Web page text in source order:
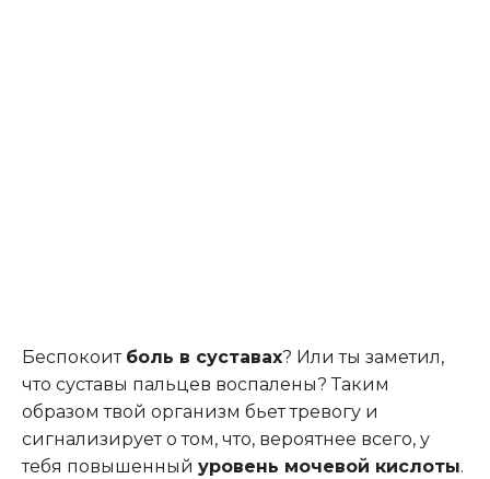
Беспокоит боль в суставах? Или ты заметил,
что суставы пальцев воспалены? Таким
образом твой организм бьет тревогу и
сигнализирует о том, что, вероятнее всего, у
тебя повышенный уровень мочевой кислоты.